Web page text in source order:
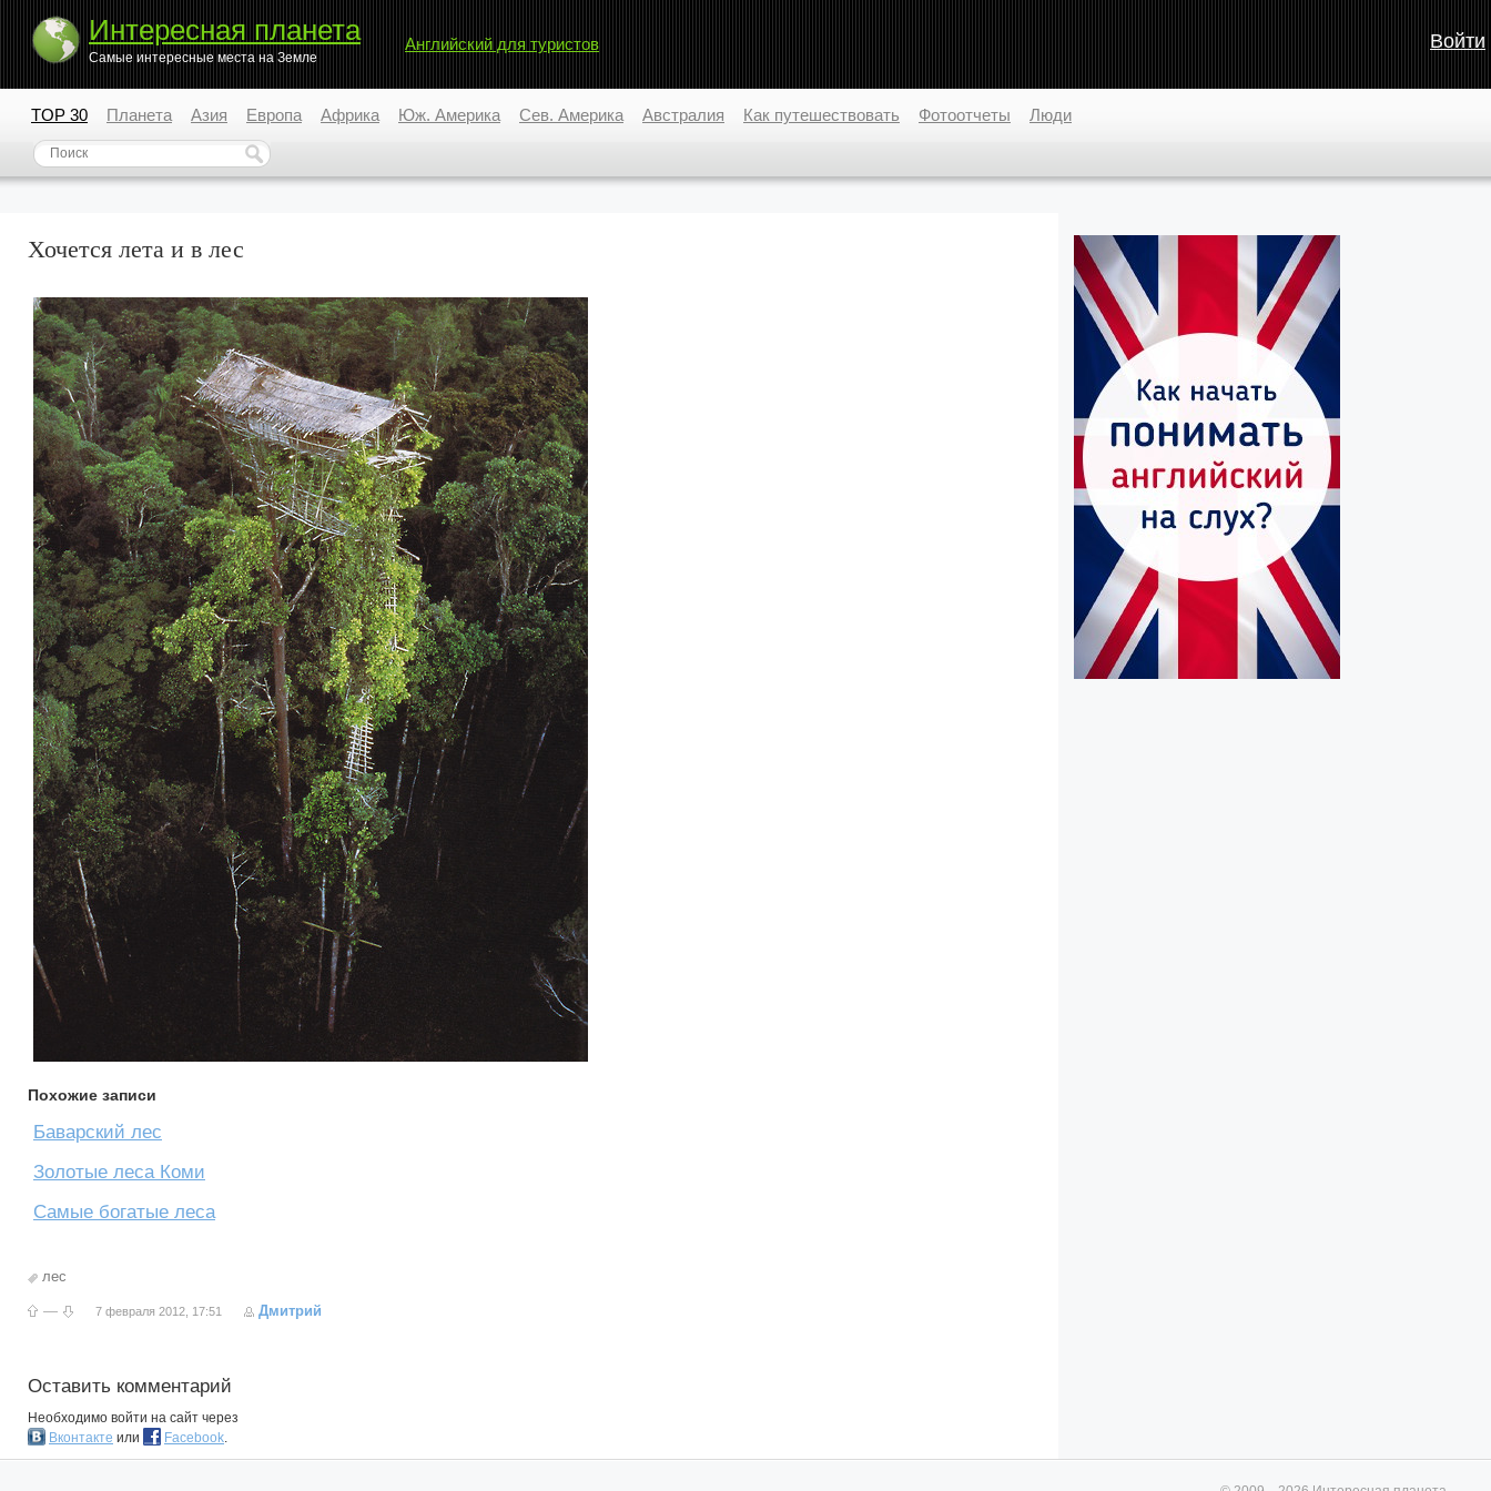
Интересная планета
Самые интересные места на Земле
Английский для туристов Войти
TOP 30 Планета Азия Европа Африка Юж. Америка Сев. Америка Австралия Как путешествовать Фотоотчеты Люди
Хочется лета и в лес
Похожие записи
Баварский лес
Золотые леса Коми
Самые богатые леса
лес
— 7 февраля 2012, 17:51 Дмитрий
Оставить комментарий
Необходимо войти на сайт через
Вконтакте или Facebook.